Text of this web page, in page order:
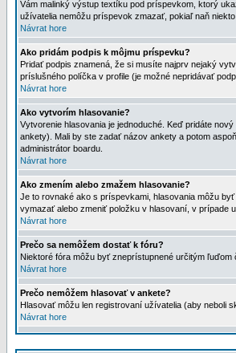
Vám malinký výstup textíku pod príspevkom, ktorý
užívatelia nemôžu príspevok zmazať, pokiaľ naň niekto
Návrat hore
Ako pridám podpis k môjmu príspevku?
Pridať podpis znamená, že si musíte najprv nejaký
príslušného políčka v profile (je možné nepridávať
Návrat hore
Ako vytvorím hlasovanie?
Vytvorenie hlasovania je jednoduché. Keď pridáte
ankety). Mali by ste zadať názov ankety a potom
administrátor boardu.
Návrat hore
Ako zmením alebo zmažem hlasovanie?
Je to rovnaké ako s príspevkami, hlasovania môžu
vymazať alebo zmeniť položku v hlasovaní, v prípade
Návrat hore
Prečo sa nemôžem dostať k fóru?
Niektoré fóra môžu byť zneprístupnené určitým ľuďom
Návrat hore
Prečo nemôžem hlasovať v ankete?
Hlasovať môžu len registrovaní užívatelia (aby neboli
Návrat hore